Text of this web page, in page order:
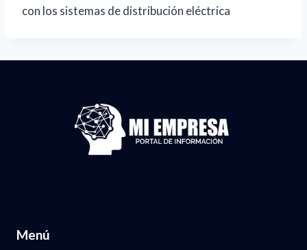
con los sistemas de distribución eléctrica
Menú